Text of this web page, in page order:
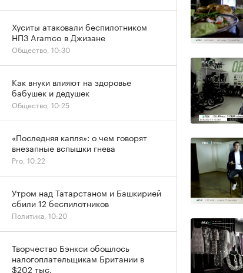
Хуситы атаковали беспилотником
НПЗ Aramco в Джизане
Общество, 10:30
Как внуки влияют на здоровье
бабушек и дедушек
Общество, 10:25
«Последняя капля»: о чем говорят
внезапные вспышки гнева
Pro, 10:22
Утром над Татарстаном и Башкирией
сбили 12 беспилотников
Политика, 10:20
Творчество Бэнкси обошлось
налогоплательщикам Британии в
$202 тыс.